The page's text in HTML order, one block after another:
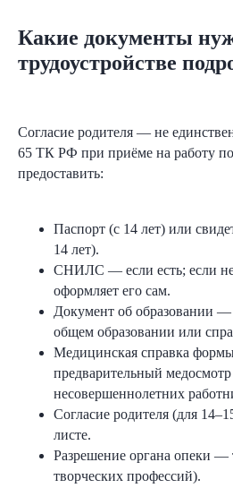
Какие документы
трудоустройстве
Согласие родителя — не
65 ТК РФ при приёме на работу
предоставить:
Паспорт (с 14 лет) или
14 лет).
СНИЛС — если есть; если
оформляет его сам.
Документ об образовании —
общем образовании или
Медицинская справка
предварительный медосмотр
несовершеннолетних
Согласие родителя (для
листе.
Разрешение органа опеки —
творческих профессий).